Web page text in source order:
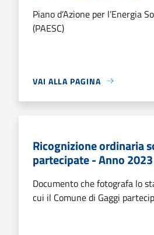
Piano d’Azione per l’Energia
(PAESC)
VAI ALLA PAGINA
Ricognizione ordinaria
partecipate - Anno 2023
Documento che fotografa lo
cui il Comune di Gaggi